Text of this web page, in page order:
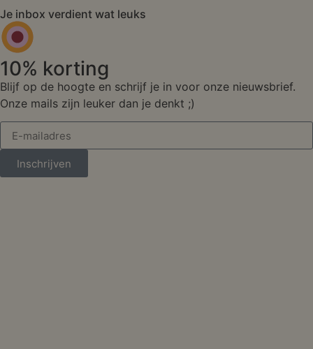
Je inbox verdient wat leuks
10% korting
Blijf op de hoogte en schrijf je in voor onze nieuwsbrief.
Onze mails zijn leuker dan je denkt ;)
Inschrijven